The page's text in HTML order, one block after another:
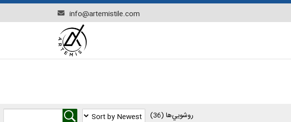
info@artemistile.com
روشويي‌ها (36)